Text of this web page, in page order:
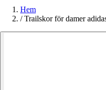
Hem
/ Trailskor för damer